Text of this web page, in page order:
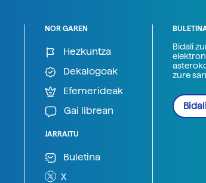
NOR GAREN
Hezkuntza
Dekalogoak
Efemerideak
Gai librean
JARRAITU
Buletina
X
Bidali
zure